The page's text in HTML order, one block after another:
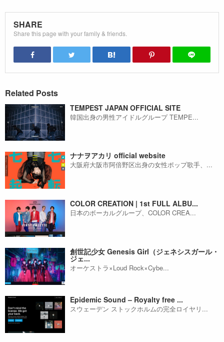
SHARE
Share this page with your family & friends.
Related Posts
TEMPEST JAPAN OFFICIAL SITE
韓国出身の男性アイドルグループ TEMPE...
ナナヲアカリ official website
大阪府大阪市阿倍野区出身の女性ポップ歌手、...
COLOR CREATION | 1st FULL ALBU...
日本のボーカルグループ、COLOR CREA...
創世記少女 Genesis Girl（ジェネシスガール・
ジェ...
オーケストラ×Loud Rock×Cybe...
Epidemic Sound – Royalty free ...
スウェーデン ストックホルムの完全ロイヤリ...